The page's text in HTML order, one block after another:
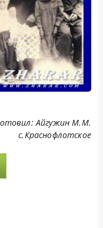
Айгужин М.М.
с.Краснофлотское